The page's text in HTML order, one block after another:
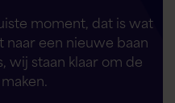
moment, dat is wat
naar een nieuwe baan
staan klaar om de